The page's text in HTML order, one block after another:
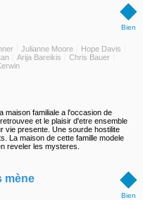
◆
Bien
Julianne Moore
Hope Davis
Arija Bareikis
Chris Bauer
maison familiale a l'occasion de
et le plaisir d'etre ensemble
vie presente. Une sourde hostilite
La maison de cette famille modele
reveler les mysteres.
◆
Bien
mène